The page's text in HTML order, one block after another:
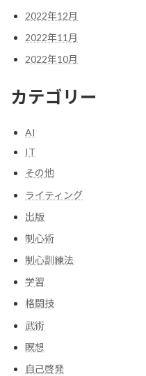
2022年12月
2022年11月
2022年10月
カテゴリー
AI
IT
その他
ライティング
出版
制心術
制心訓練法
学習
格闘技
武術
瞑想
自己啓発